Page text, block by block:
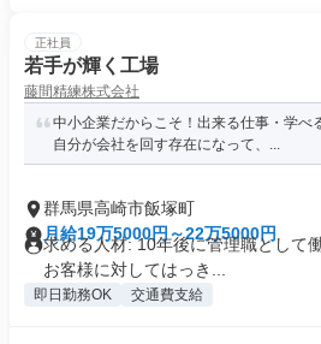
正社員
若手が輝く工場
藤間精練株式会社
中小企業だからこそ！出来る仕事・学べ
自分が会社を回す存在になって、...
群馬県高崎市飯塚町
月給19万5000円～22万5000円
求める人材: 10年後に管理職として
お客様に対してはっき...
即日勤務OK 交通費支給